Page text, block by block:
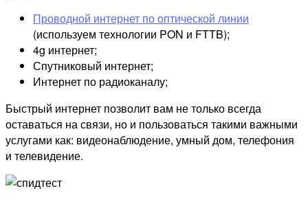
Проводной интернет по оптической линии
(используем технологии PON и FTTB);
4g интернет;
Спутниковый интернет;
Интернет по радиоканалу;
Быстрый интернет позволит вам не только всегда
оставаться на связи, но и пользоваться такими важными
услугами как: видеонаблюдение, умный дом, телефония
и телевидение.